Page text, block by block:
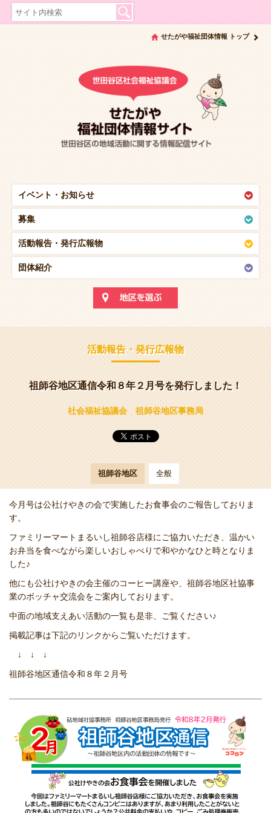
イベント・ お知らせ
募集
活動報告・ 発行広報物
団体紹介
せたがや福祉団体情報 トップ
活動報告・発行広報物
祖師谷地区通信令和８年２月号を発行しました！
社会福祉協議会 祖師谷地区事務局
祖師谷地区 全般
今月号は公社けやきの会で実施したお食事会のご報告しておりま
す。
ファミリーマートまるいし祖師谷店様にご協力いただき、温かい
お弁当を食べながら楽しいおしゃべりで和やかなひと時となりま
した♪
他にも公社けやきの会主催のコーヒー講座や、祖師谷地区社協事
業のボッチャ交流会をご案内しております。
中面の地域支えあい活動の一覧も是非、ご覧ください♪
掲載記事は下記のリンクからご覧いただけます。
↓ ↓ ↓
祖師谷地区通信令和８年２月号